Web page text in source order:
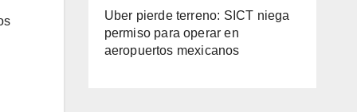
Uber pierde terreno: SICT niega
permiso para operar en
aeropuertos mexicanos